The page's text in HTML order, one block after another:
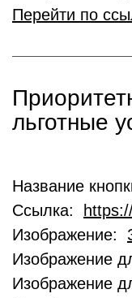
Перейти по
льготные
Название
Ссылка:
Изображение:
Изображение
Изображение